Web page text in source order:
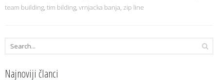
team building, tim bilding, vrnjacka banja, zip line
Najnoviji članci